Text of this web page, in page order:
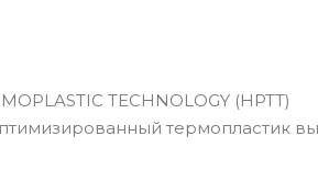
TECHNOLOGY (HPTT)
термопластик